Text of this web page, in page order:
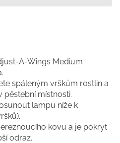
A-Wings Medium
spáleným vrškům rostlin a
pěstební místnosti.
lampu níže k
kovu a je pokryt
odraz.